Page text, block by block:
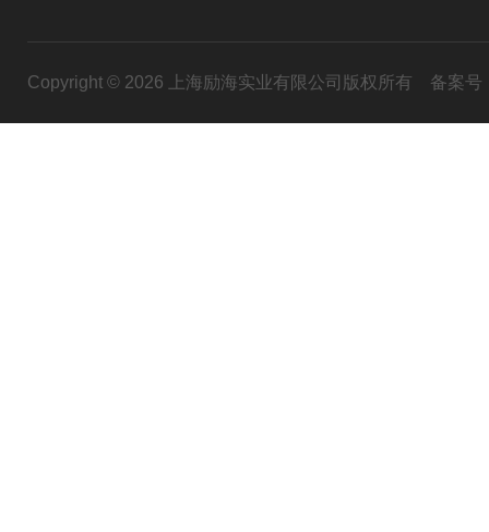
Copyright © 2026 上海励海实业有限公司版权所有 备案号